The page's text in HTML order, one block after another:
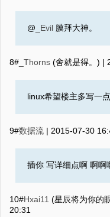
@ _Evil 膜拜大神。
8# _Thorns (舍就是得。) |
linux希望楼主多写一
9#数据流 | 2015-07-30
插你 写详细点啊 啊啊
10#Hxai11 (星辰将为你的
20:31